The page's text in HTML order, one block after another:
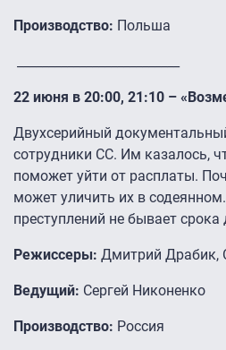
Производство: Польша
22 июня в 20:00, 21:10 –
Двухсерийный
сотрудники СС. Им казалось,
поможет уйти от расплаты.
может уличить их в
преступлений не бывает срока
Режиссеры: Дмитрий Драбик,
Ведущий: Сергей Никоненко
Производство: Россия